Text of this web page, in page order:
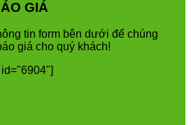
GIÁ
ông tin form bên dưới để chúng
áo giá cho quý khách!